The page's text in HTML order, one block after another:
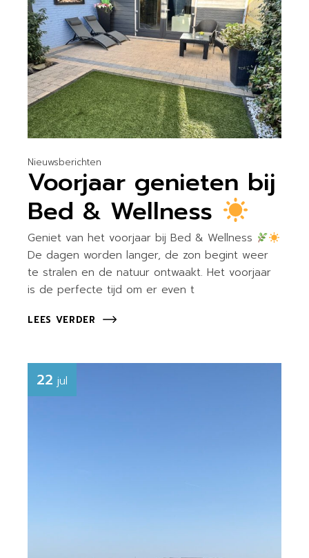
Nieuwsberichten
Voorjaar genieten bij
Bed & Wellness
Geniet van het voorjaar bij Bed & Wellness
De dagen worden langer, de zon begint weer
te stralen en de natuur ontwaakt. Het voorjaar
is de perfecte tijd om er even t
LEES VERDER
22 jul